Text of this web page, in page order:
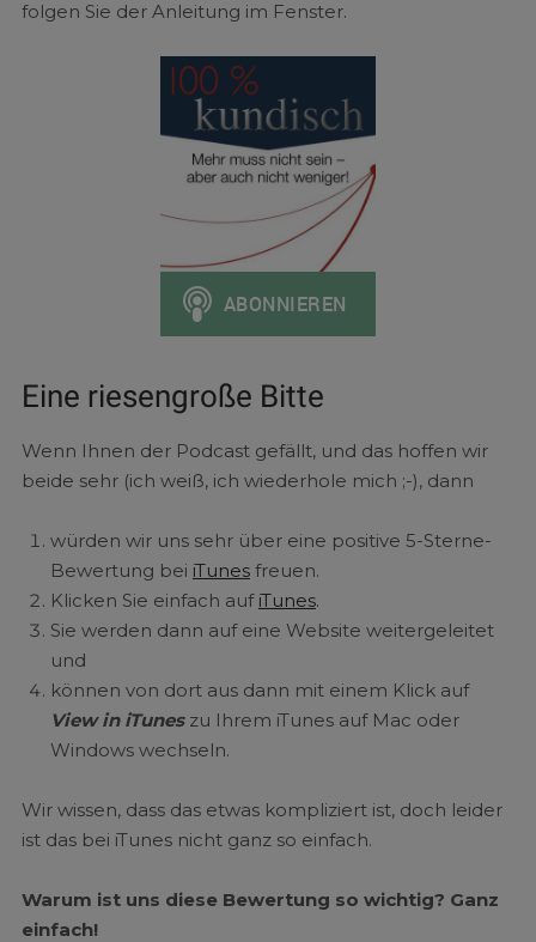
folgen Sie der Anleitung im Fenster.
Eine riesengroße Bitte
Wenn Ihnen der Podcast gefällt, und das hoffen wir
beide sehr (ich weiß, ich wiederhole mich ;-), dann
würden wir uns sehr über eine positive 5-Sterne-
Bewertung bei iTunesfreuen.
Klicken Sie einfach auf iTunes.
Sie werden dann auf eine Website weitergeleitet
und
können von dort aus dann mit einem Klick auf
View in iTuneszu Ihrem iTunes auf Mac oder
Windows wechseln.
Wir wissen, dass das etwas kompliziert ist, doch leider
ist das bei iTunes nicht ganz so einfach.
Warum ist uns diese Bewertung so wichtig? Ganz
einfach!